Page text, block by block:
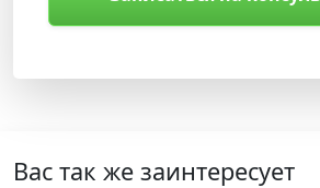
Вас так же заинтересует